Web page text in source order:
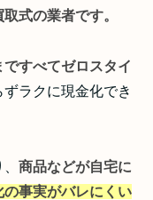
取式の業者です。
すべてゼロスタイ
ラクに現金化でき
商品などが自宅に
の事実がバレにくい